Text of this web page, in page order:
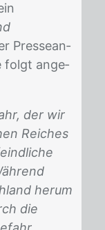
Pres­se­an­
folgt an­ge­
der wir
Reiches
herum
die